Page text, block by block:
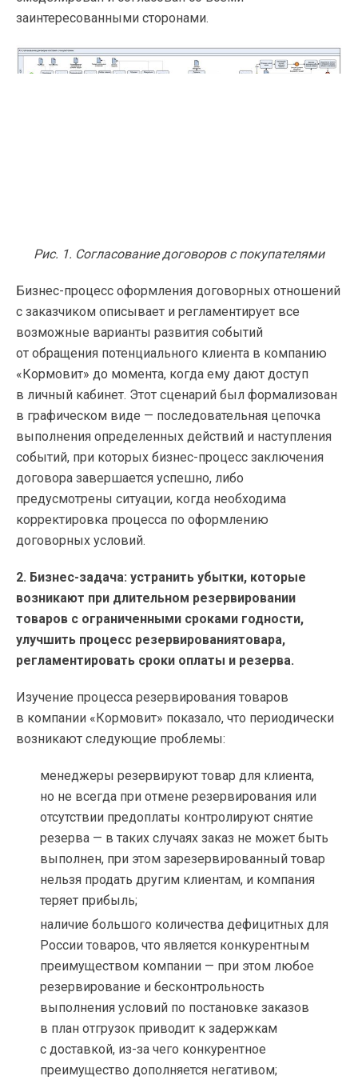
заинтересованными сторонами.
Рис. 1. Согласование договоров с покупателями
Бизнес-процесс оформления договорных отношений
с заказчиком описывает и регламентирует все
возможные варианты развития событий
от обращения потенциального клиента в компанию
«Кормовит» до момента, когда ему дают доступ
в личный кабинет. Этот сценарий был формализован
в графическом виде — последовательная цепочка
выполнения определенных действий и наступления
событий, при которых бизнес-процесс заключения
договора завершается успешно, либо
предусмотрены ситуации, когда необходима
корректировка процесса по оформлению
договорных условий.
2. Бизнес-задача: устранить убытки, которые
возникают при длительном резервировании
товаров с ограниченными сроками годности,
улучшить процесс резервированиятовара,
регламентировать сроки оплаты и резерва.
Изучение процесса резервирования товаров
в компании «Кормовит» показало, что периодически
возникают следующие проблемы:
менеджеры резервируют товар для клиента,
но не всегда при отмене резервирования или
отсутствии предоплаты контролируют снятие
резерва — в таких случаях заказ не может быть
выполнен, при этом зарезервированный товар
нельзя продать другим клиентам, и компания
теряет прибыль;
наличие большого количества дефицитных для
России товаров, что является конкурентным
преимуществом компании — при этом любое
резервирование и бесконтрольность
выполнения условий по постановке заказов
в план отгрузок приводит к задержкам
с доставкой, из-за чего конкурентное
преимущество дополняется негативом;